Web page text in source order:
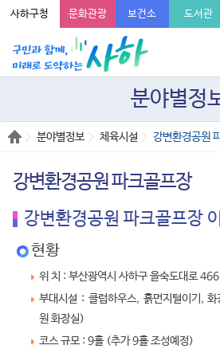
사하구청 문화관광 보건소 도서관
분야별정
분야별정보 체육시설 강변환경공원
강변환경공원 파크골프장
강변환경공원 파크골프장
현황
위 치 : 부산광역시 사하구 을숙도대로
부대시설 : 클럽하우스, 흙먼지털이기,
원 화장실)
코스 규모 : 9홀 (추가 9홀 조성예정)